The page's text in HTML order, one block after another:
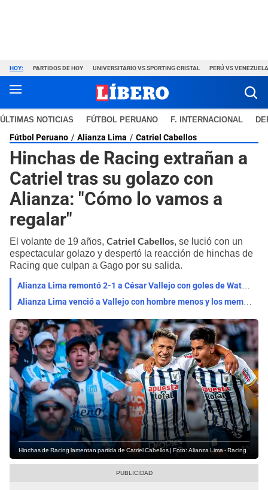
HOY: PARTIDOS DE HOY UNIVERSITARIO VS SPORTING CRISTAL PERÚ VS VENEZUELA
ÚLTIMAS NOTICIAS FÚTBOL PERUANO F. INTERNACIONAL
Fútbol Peruano Alianza Lima Catriel Cabellos
Hinchas de Racing extrañan a
Catriel tras su golazo con
Alianza: "Cómo lo vamos a
regalar"
El volante de 19 años, Catriel Cabellos, se lució con un
espectacular golazo y despertó la reacción de hinchas de
Racing que culpan a Gago por su salida.
Alianza Lima remontó 2-1 a César Vallejo con goles de Waterman y Cabellos por la Liga 1 2024
Alianza Lima venció a Vallejo con hombre menos y los memes invadieron las redes sociales
Hinchas de Racing lamentan partida de Catriel Cabellos | Foto: Alianza Lima - Racing